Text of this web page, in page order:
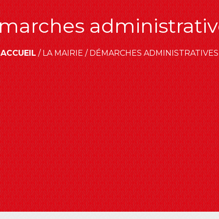
ACCUEIL/LA MAIRIE/DÉMARCHES ADMINISTRATIVES